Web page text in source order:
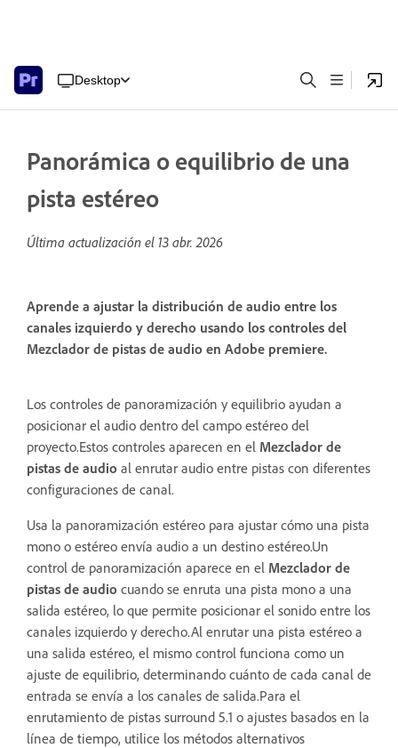
Desktop
Panorámica o equilibrio de una
pista estéreo
Última actualización el 13 abr. 2026
Aprende a ajustar la distribución de audio entre los
canales izquierdo y derecho usando los controles del
Mezclador de pistas de audio en Adobe premiere.
Los controles de panoramización y equilibrio ayudan a
posicionar el audio dentro del campo estéreo del
proyecto.Estos controles aparecen en el Mezclador de
pistas de audio al enrutar audio entre pistas con diferentes
configuraciones de canal.
Usa la panoramización estéreo para ajustar cómo una pista
mono o estéreo envía audio a un destino estéreo.Un
control de panoramización aparece en el Mezclador de
pistas de audio cuando se enruta una pista mono a una
salida estéreo, lo que permite posicionar el sonido entre los
canales izquierdo y derecho.Al enrutar una pista estéreo a
una salida estéreo, el mismo control funciona como un
ajuste de equilibrio, determinando cuánto de cada canal de
entrada se envía a los canales de salida.Para el
enrutamiento de pistas surround 5.1 o ajustes basados en la
línea de tiempo, utilice los métodos alternativos